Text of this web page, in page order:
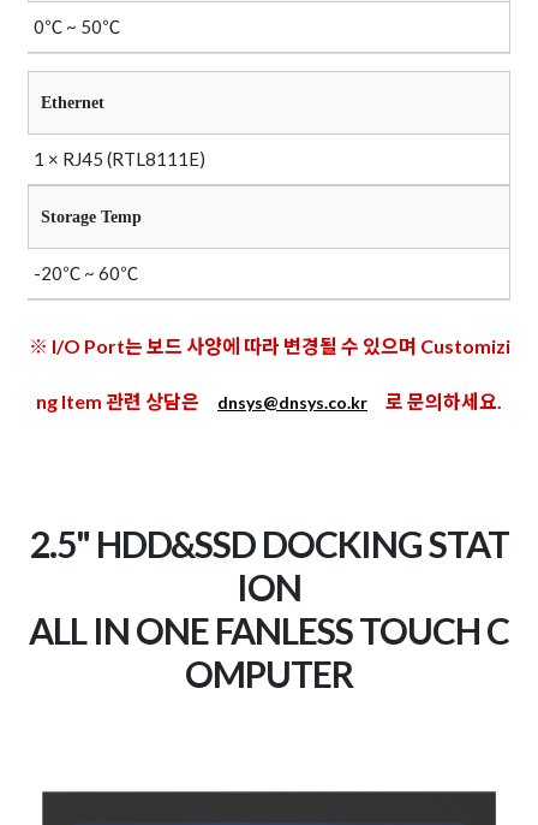
0℃ ~ 50℃
Ethernet
1 × RJ45 (RTL8111E)
Storage Temp
-20℃ ~ 60℃
※ I/O Port는 보드 사양에 따라 변경될 수 있으며 Customizi
ng Item 관련 상담은 dnsys@dnsys.co.kr 로 문의하세요.
2.5" HDD&SSD DOCKING STAT
ION
ALL IN ONE FANLESS TOUCH C
OMPUTER